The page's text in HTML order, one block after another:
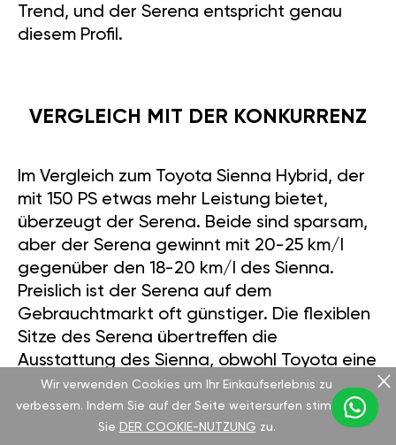
Trend, und der Serena entspricht genau
diesem Profil.
VERGLEICH MIT DER KONKURRENZ
Im Vergleich zum Toyota Sienna Hybrid, der
mit 150 PS etwas mehr Leistung bietet,
überzeugt der Serena. Beide sind sparsam,
aber der Serena gewinnt mit 20-25 km/l
gegenüber den 18-20 km/l des Sienna.
Preislich ist der Serena auf dem
Gebrauchtmarkt oft günstiger. Die flexiblen
Sitze des Serena übertreffen die
Ausstattung des Sienna, obwohl Toyota eine
hochwertigere Innenausstattung bietet. Mit
unserer GÄN-Optimierung verschwindet der
Leistungsunterschied - praktisch, nicht
Wir verwenden Cookies um Ihr Einkaufserlebnis zu
verbessern. Indem Sie auf der Seite weitersurfen stimmen
Sie DER COOKIE-NUTZUNG zu.